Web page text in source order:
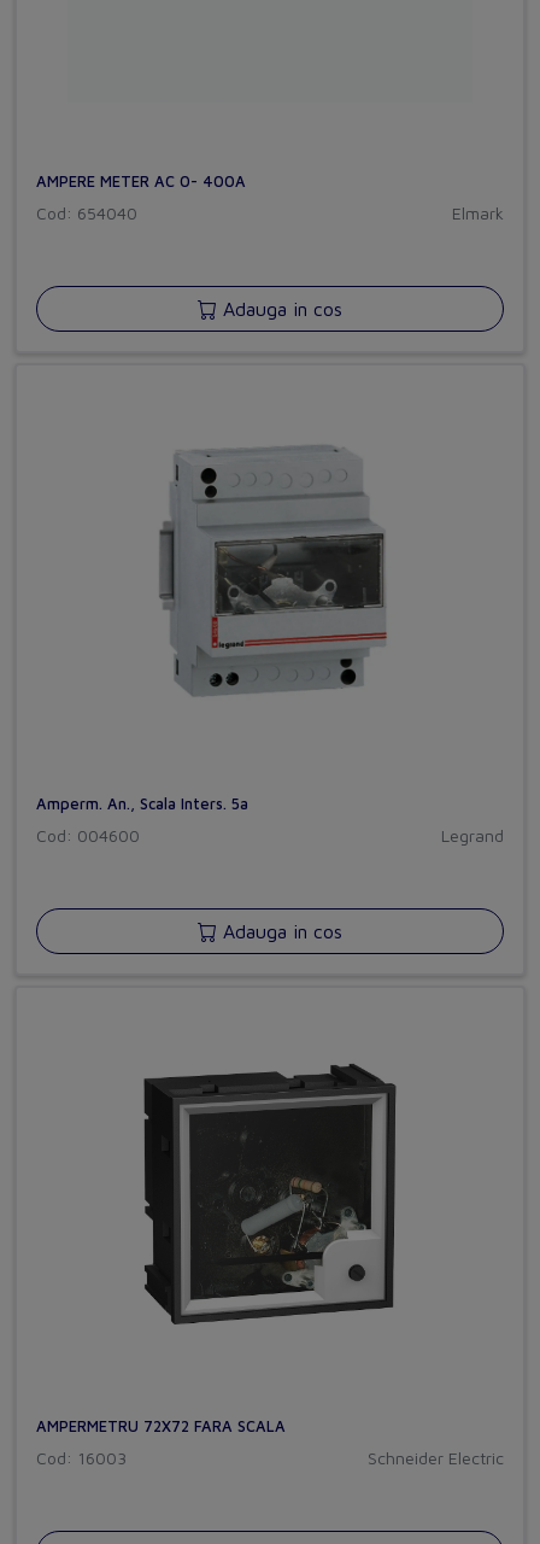
AMPERE METER AC 0- 400A
Cod: 654040 Elmark
Adauga in cos
Amperm. An., Scala Inters. 5a
Cod: 004600 Legrand
Adauga in cos
AMPERMETRU 72X72 FARA SCALA
Cod: 16003 Schneider Electric